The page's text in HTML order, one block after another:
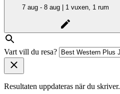
7 aug - 8 aug | 1 vuxen, 1 rum
Vart vill du resa?
Resultaten uppdateras när du skriver.